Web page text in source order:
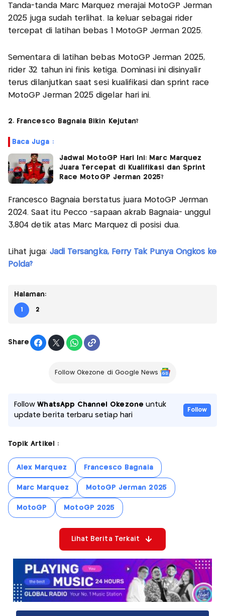
Tanda-tanda Marc Marquez merajai MotoGP Jerman
2025 juga sudah terlihat. Ia keluar sebagai rider
tercepat di latihan bebas 1 MotoGP Jerman 2025.
Sementara di latihan bebas MotoGP Jerman 2025,
rider 32 tahun ini finis ketiga. Dominasi ini disinyalir
terus dilanjutkan saat sesi kualifikasi dan sprint race
MotoGP Jerman 2025 digelar hari ini.
2. Francesco Bagnaia Bikin Kejutan?
Baca Juga :
Jadwal MotoGP Hari Ini: Marc Marquez
Juara Tercepat di Kualifikasi dan Sprint
Race MotoGP Jerman 2025?
Francesco Bagnaia berstatus juara MotoGP Jerman
2024. Saat itu Pecco -sapaan akrab Bagnaia- unggul
3,804 detik atas Marc Marquez di posisi dua.
Lihat juga: Jadi Tersangka, Ferry Tak Punya Ongkos ke
Polda?
Halaman:
1 2
Share
Follow Okezone di Google News
FollowWhatsApp Channel Okezone untuk
update berita terbaru setiap hari
Follow
Topik Artikel :
Alex Marquez Francesco Bagnaia
Marc Marquez MotoGP Jerman 2025
MotoGP MotoGP 2025
Lihat Berita Terkait